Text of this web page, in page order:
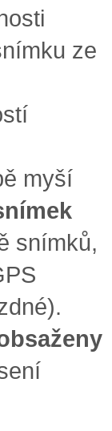
ze
myší
snímků,